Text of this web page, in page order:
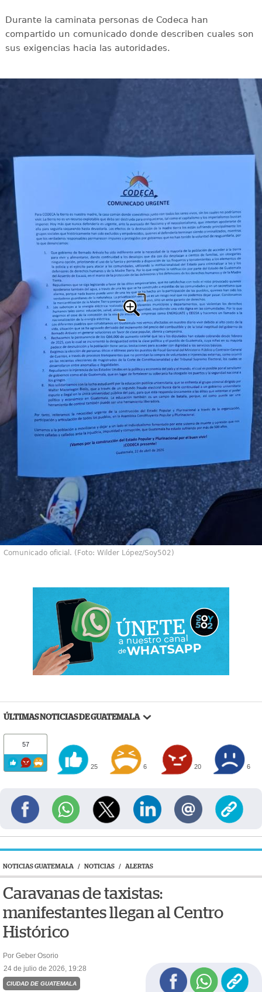
Durante la caminata personas de Codeca han
compartido un comunicado donde describen cuales son
sus exigencias hacia las autoridades.
Comunicado oficial. (Foto: Wilder López/Soy502)
ÚLTIMAS NOTICIAS DE GUATEMALA
57
25 6 20 6
NOTICIAS GUATEMALA / NOTICIAS / ALERTAS
Caravanas de taxistas:
manifestantes llegan al Centro
Histórico
Por Geber Osorio
24 de julio de 2026, 19:28
CIUDAD DE GUATEMALA